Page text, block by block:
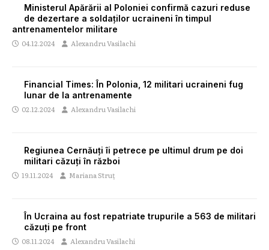
Ministerul Apărării al Poloniei confirmă cazuri reduse
de dezertare a soldaților ucraineni în timpul
antrenamentelor militare
04.12.2024 Alexandru Vasilachi
Financial Times: În Polonia, 12 militari ucraineni fug
lunar de la antrenamente
02.12.2024 Alexandru Vasilachi
Regiunea Cernăuți îi petrece pe ultimul drum pe doi
militari căzuți în război
19.11.2024 Mariana Struț
În Ucraina au fost repatriate trupurile a 563 de militari
căzuți pe front
08.11.2024 Alexandru Vasilachi